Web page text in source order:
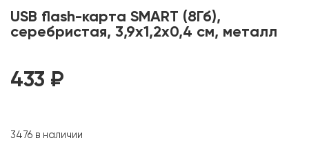
USB flash-карта SMART (8Гб),
серебристая, 3,9х1,2х0,4 см, металл
433 ₽
3476 в наличии